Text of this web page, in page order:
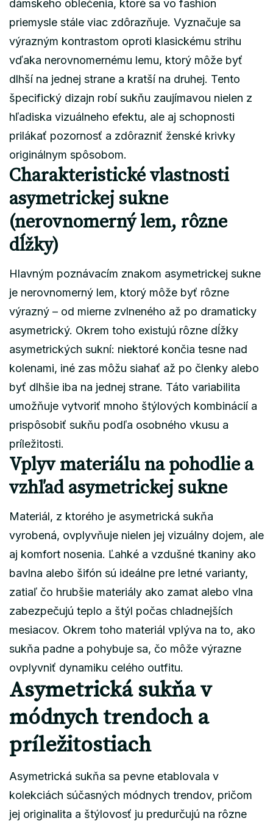
dámskeho oblečenia, ktoré sa vo fashion
priemysle stále viac zdôrazňuje. Vyznačuje sa
výrazným kontrastom oproti klasickému strihu
vďaka nerovnomernému lemu, ktorý môže byť
dlhší na jednej strane a kratší na druhej. Tento
špecifický dizajn robí sukňu zaujímavou nielen z
hľadiska vizuálneho efektu, ale aj schopnosti
prilákať pozornosť a zdôrazniť ženské krivky
originálnym spôsobom.
Charakteristické vlastnosti
asymetrickej sukne
(nerovnomerný lem, rôzne
dĺžky)
Hlavným poznávacím znakom asymetrickej sukne
je nerovnomerný lem, ktorý môže byť rôzne
výrazný – od mierne zvlneného až po dramaticky
asymetrický. Okrem toho existujú rôzne dĺžky
asymetrických sukní: niektoré končia tesne nad
kolenami, iné zas môžu siahať až po členky alebo
byť dlhšie iba na jednej strane. Táto variabilita
umožňuje vytvoriť mnoho štýlových kombinácií a
prispôsobiť sukňu podľa osobného vkusu a
príležitosti.
Vplyv materiálu na pohodlie a
vzhľad asymetrickej sukne
Materiál, z ktorého je asymetrická sukňa
vyrobená, ovplyvňuje nielen jej vizuálny dojem, ale
aj komfort nosenia. Ľahké a vzdušné tkaniny ako
bavlna alebo šifón sú ideálne pre letné varianty,
zatiaľ čo hrubšie materiály ako zamat alebo vlna
zabezpečujú teplo a štýl počas chladnejších
mesiacov. Okrem toho materiál vplýva na to, ako
sukňa padne a pohybuje sa, čo môže výrazne
ovplyvniť dynamiku celého outfitu.
Asymetrická sukňa v
módnych trendoch a
príležitostiach
Asymetrická sukňa sa pevne etablovala v
kolekciách súčasných módnych trendov, pričom
jej originalita a štýlovosť ju predurčujú na rôzne